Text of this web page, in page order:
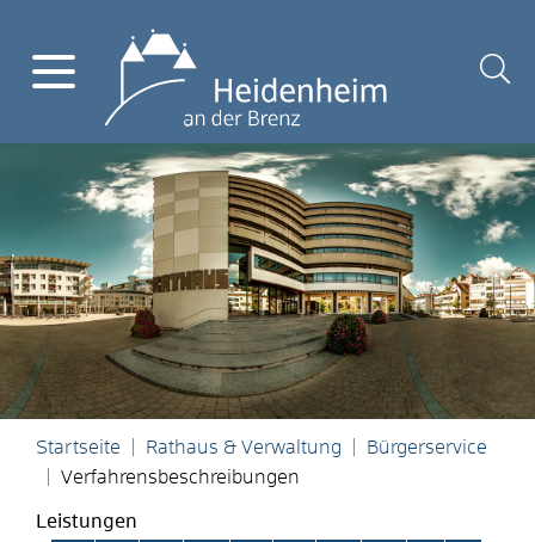
Startseite Rathaus & Verwaltung
Bürgerservice
Verfahrensbeschreibungen
Leistungen